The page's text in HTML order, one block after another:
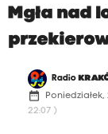
Mgła nad
Radio
date_range Poniedziałek,
22:07 )
t
a